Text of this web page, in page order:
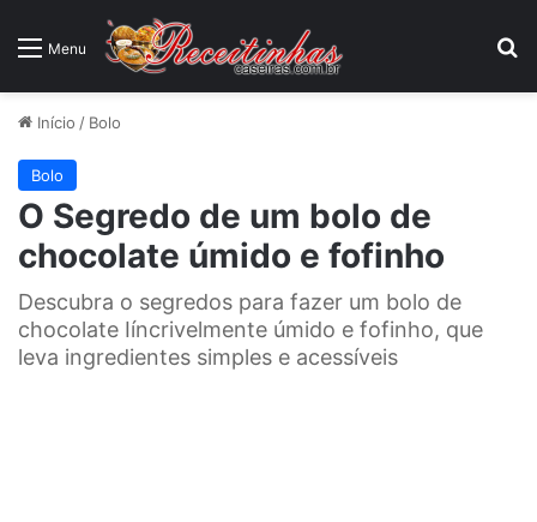
Menu
Início / Bolo
Bolo
O Segredo de um bolo de
chocolate úmido e fofinho
Descubra o segredos para fazer um bolo de
chocolate Iíncrivelmente úmido e fofinho, que
leva ingredientes simples e acessíveis